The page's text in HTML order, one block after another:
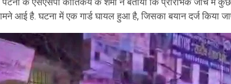
आई है. घटना में एक गार्ड घायल हुआ है, जिसका बयान दर्ज किया